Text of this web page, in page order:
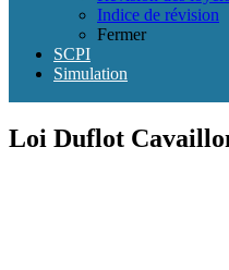
Indice de révision
Fermer
SCPI
Simulation
Loi Duflot